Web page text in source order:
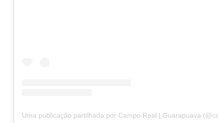
Uma publicação partilhada por Campo Real | Guarapuava